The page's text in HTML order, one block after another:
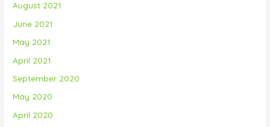
August 2021
June 2021
May 2021
April 2021
September 2020
May 2020
April 2020